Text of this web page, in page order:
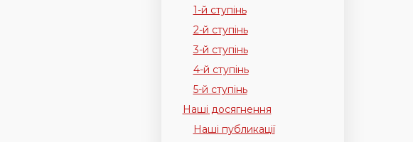
1-й ступінь
2-й ступінь
3-й ступінь
4-й ступінь
5-й ступінь
Наші досягнення
Наші публикації